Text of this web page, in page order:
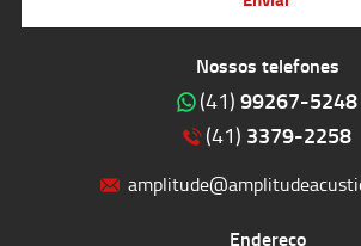
Nossos telefones
(41) 99267-5248
(41) 3379-2258
Endereço